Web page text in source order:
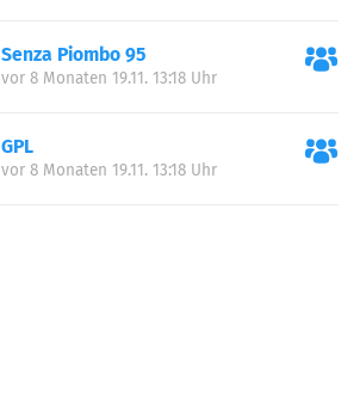
Senza Piombo 95
vor 8 Monaten 19.11. 13:18 Uhr
GPL
vor 8 Monaten 19.11. 13:18 Uhr